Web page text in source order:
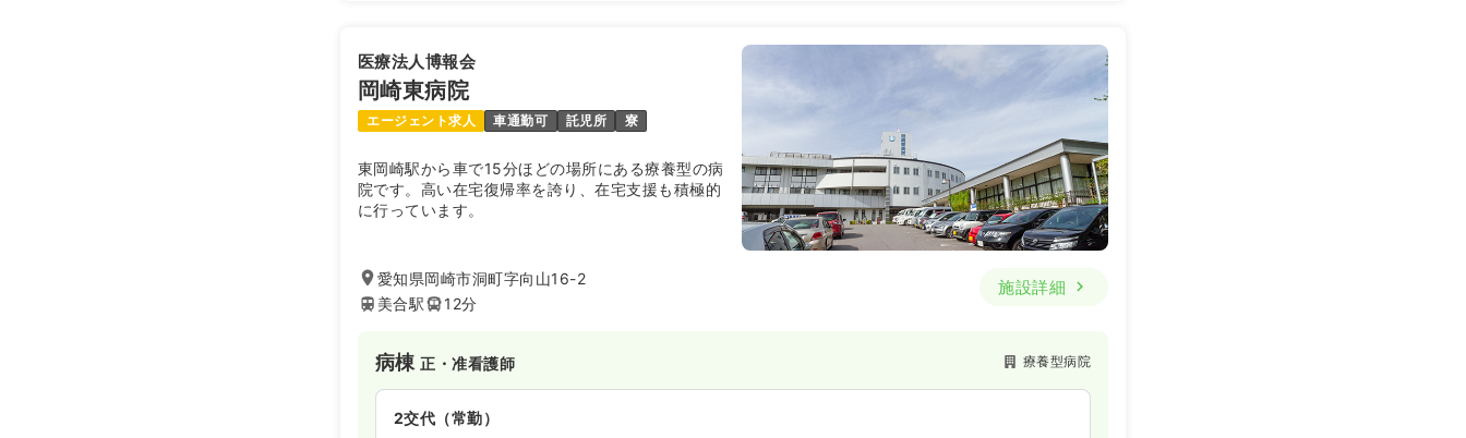
医療法人博報会
岡崎東病院
エージェント求人 車通勤可 託児所 寮
東岡崎駅から車で15分ほどの場所にある療養型の病
院です。高い在宅復帰率を誇り、在宅支援も積極的
に行っています。
愛知県岡崎市洞町字向山16-2
美合駅
12分
施設詳細
病棟正・准看護師 療養型病院
2交代（常勤）